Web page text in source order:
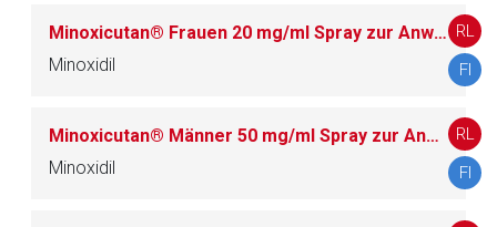
Minoxicutan® Frauen 20 mg/ml Spray zur Anwendung auf der Kopfhaut, Lösung
Minoxidil
RL
FI
Minoxicutan® Männer 50 mg/ml Spray zur Anwendung auf der Kopfhaut, Lösung
Minoxidil
RL
FI